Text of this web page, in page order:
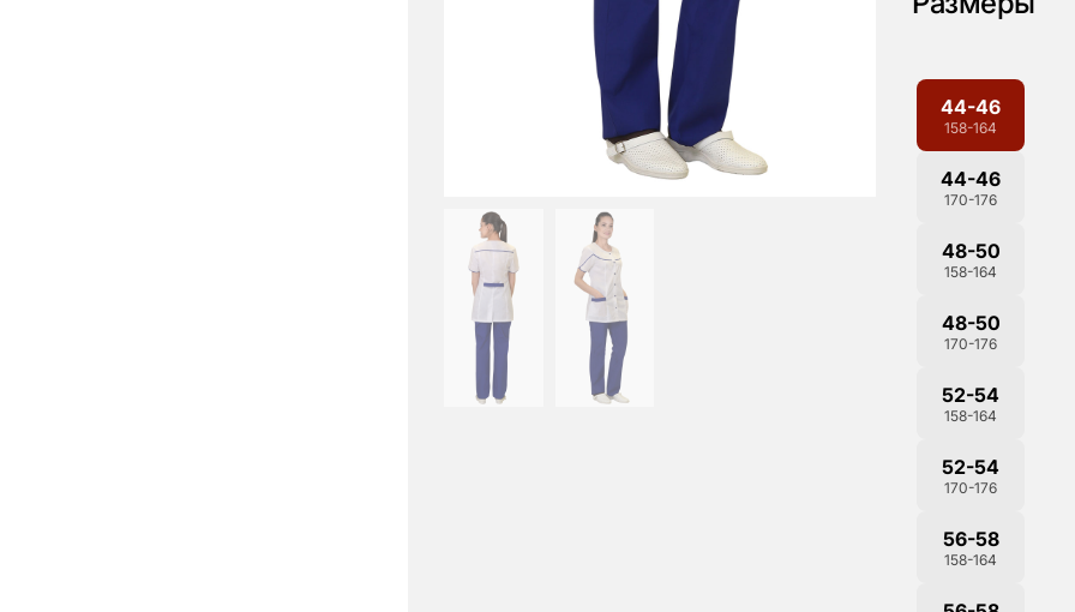
44-46
158-164
44-46
170-176
48-50
158-164
48-50
170-176
52-54
158-164
52-54
170-176
56-58
158-164